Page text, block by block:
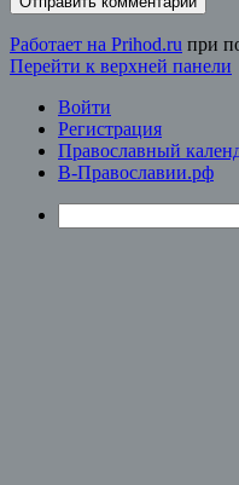
Работает на Prihod.ru при
Перейти к верхней панели
Войти
Регистрация
Православный
В-Православии.рф